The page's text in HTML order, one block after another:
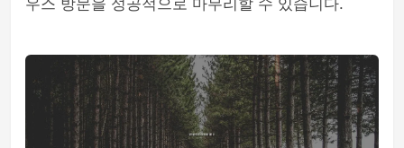
우스 방문을 성공적으로 마무리할 수 있습니다.